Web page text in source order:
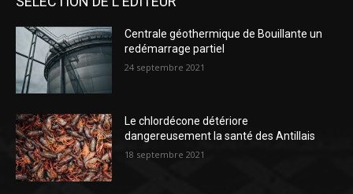
Centrale géothermique de Bouillante un
redémarrage partiel
24 septembre 2021
Le chlordécone détériore
dangereusement la santé des Antillais
18 septembre 2021